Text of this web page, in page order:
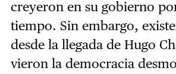
creyeron en su gobierno
tiempo. Sin embargo,
desde la llegada de Hugo
vieron la democracia